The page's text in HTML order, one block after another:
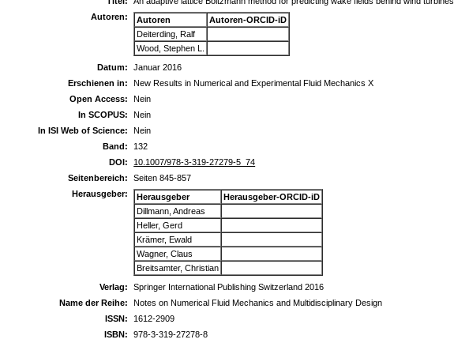
Autoren:
Autoren
Autoren-ORCID-iD
Deiterding, Ralf
Wood, Stephen L.
Datum:
Januar 2016
Erschienen in:
New Results in Numerical and Experimental Fluid Mechanics X
Open Access:
Nein
In SCOPUS:
Nein
In ISI Web of Science:
Nein
Band:
132
DOI:
10.1007/978-3-319-27279-5_74
Seitenbereich:
Seiten 845-857
Herausgeber:
Herausgeber
Herausgeber-ORCID-iD
Dillmann, Andreas
Heller, Gerd
Krämer, Ewald
Wagner, Claus
Breitsamter, Christian
Verlag:
Springer International Publishing Switzerland 2016
Name der Reihe:
Notes on Numerical Fluid Mechanics and Multidisciplinary Design
ISSN:
1612-2909
ISBN:
978-3-319-27278-8